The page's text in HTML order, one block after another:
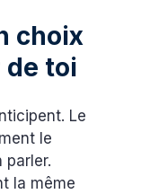
choix
de toi
Le
le
parler.
la même